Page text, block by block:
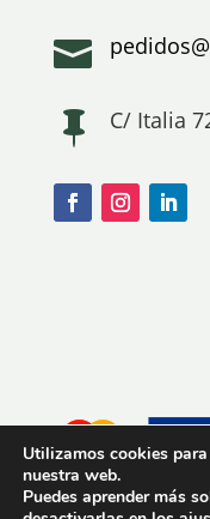

 C/ Italia
Utilizamos cookies
nuestra web.
Puedes aprender más